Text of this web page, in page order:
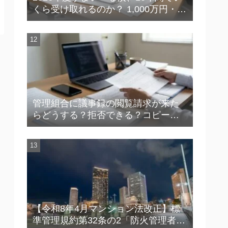
くら受け取れるのか？ 1,000万円・1
億円の実額で理解する「金利の差」
管理組合に議事録の閲覧請求が来た
らどうする？拒否できる？コピー対
応の実務を解説
【令和8年4月マンション法改正】標
準管理規約第32条の2「防火管理者」